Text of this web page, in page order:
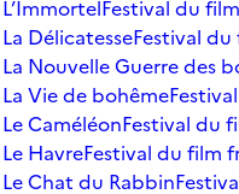
Festival du
DélicatesseFestival du
Nouvelle Guerre des
Vie de bohême
CaméléonFestival du
HavreFestival du film
Chat du Rabbin